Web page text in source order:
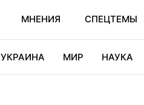
МНЕНИЯ СПЕЦТЕМЫ
УКРАИНА МИР НАУКА